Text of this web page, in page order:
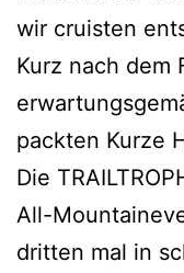
wir cruisten
Kurz nach dem
packten Kurze
Die
All-
dritten mal in